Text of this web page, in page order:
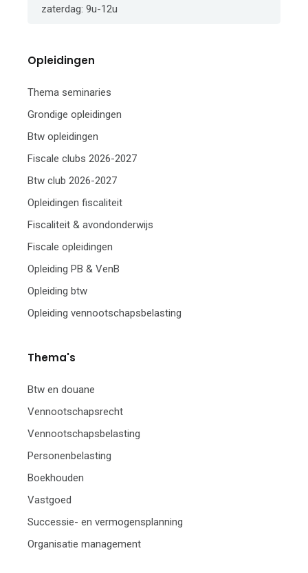
Opleidingen
Thema seminaries
Grondige opleidingen
Btw opleidingen
Fiscale clubs 2026-2027
Btw club 2026-2027
Opleidingen fiscaliteit
Fiscaliteit & avondonderwijs
Fiscale opleidingen
Opleiding PB & VenB
Opleiding btw
Opleiding vennootschapsbelasting
Thema's
Btw en douane
Vennootschapsrecht
Vennootschapsbelasting
Personenbelasting
Boekhouden
Vastgoed
Successie- en vermogensplanning
Organisatie management
zaterdag: 9u-12u